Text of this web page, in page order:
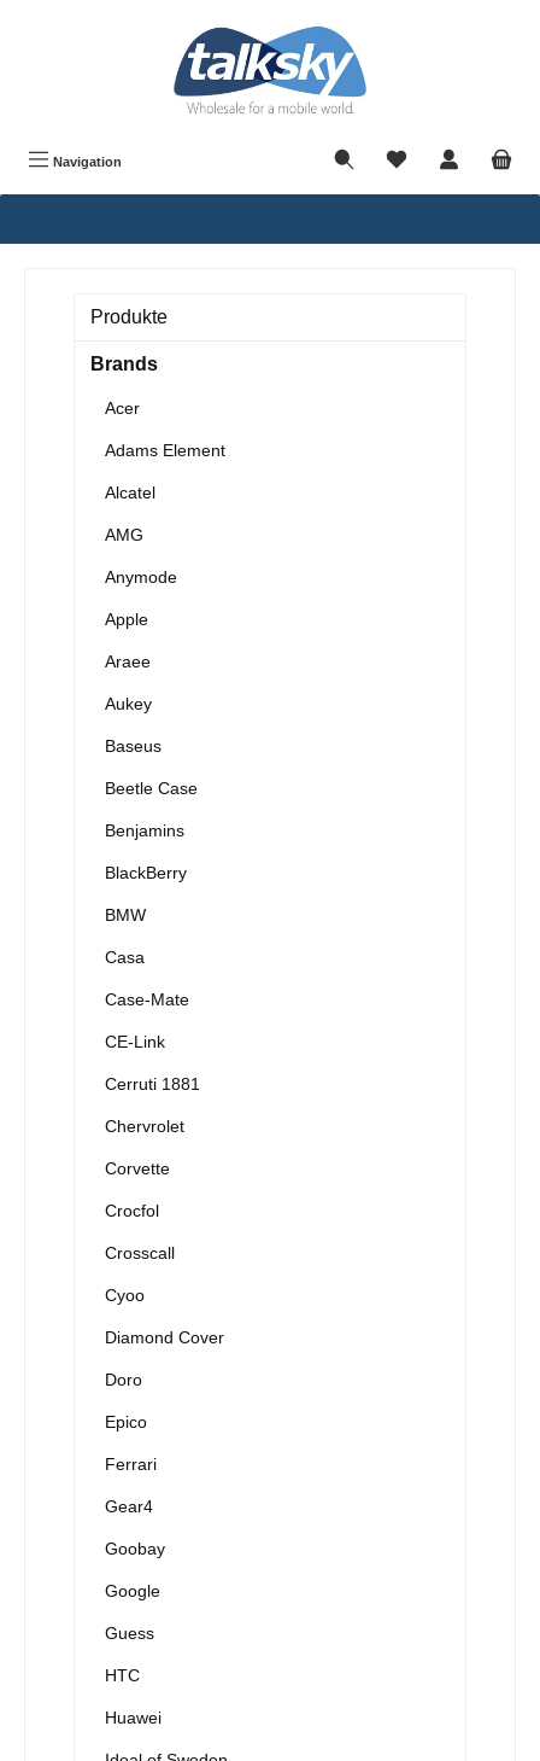
Navigation
Produkte
Brands
Acer
Adams Element
Alcatel
AMG
Anymode
Apple
Araee
Aukey
Baseus
Beetle Case
Benjamins
BlackBerry
BMW
Casa
Case-Mate
CE-Link
Cerruti 1881
Chervrolet
Corvette
Crocfol
Crosscall
Cyoo
Diamond Cover
Doro
Epico
Ferrari
Gear4
Goobay
Google
Guess
HTC
Huawei